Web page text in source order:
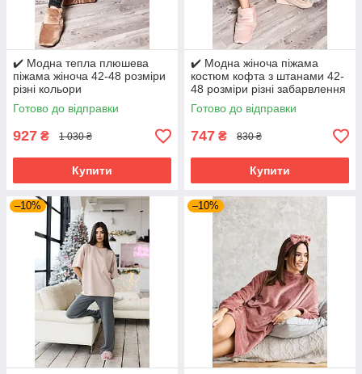
✔️ Модна тепла плюшева
піжама жіноча 42-48 розміри
різні кольори
Готово до відправки
927 ₴ 1 030 ₴
Купити
✔️ Модна жіноча піжама
костюм кофта з штанами 42-
48 розміри різні забарвлення
Готово до відправки
747 ₴ 830 ₴
Купити
–10% –10%